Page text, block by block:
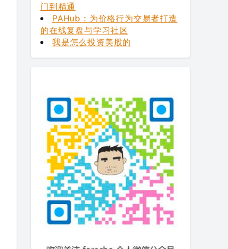
门到精通
PAHub：为价格行为交易者打造
的在线复盘与学习社区
我是怎么投资美股的